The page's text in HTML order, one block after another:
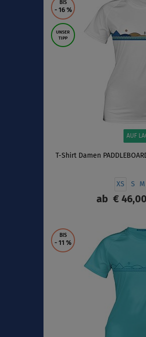
BIS
- 16 %
UNSER
TIPP
AUF
T-Shirt Damen
XS S M
ab€ 46,00
BIS
- 11 %